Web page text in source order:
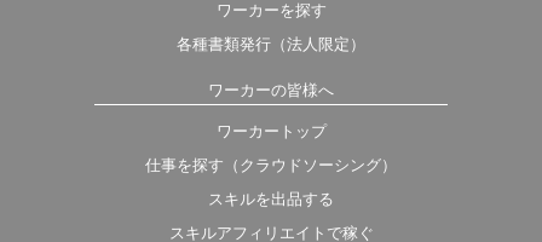
ワーカーを探す
各種書類発行（法人限定）
ワーカーの皆様へ
ワーカートップ
仕事を探す（クラウドソーシング）
スキルを出品する
スキルアフィリエイトで稼ぐ